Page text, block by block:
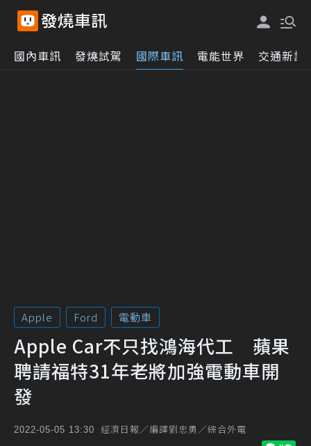
國內車訊 發燒試駕 國際車訊 電能世界 交通新訊
Apple Ford 電動車
Apple Car不只找鴻海代工 蘋果
聘請福特31年老將加強電動車開
發
2022-05-05 13:30 經濟日報／編譯劉忠勇／綜合外電